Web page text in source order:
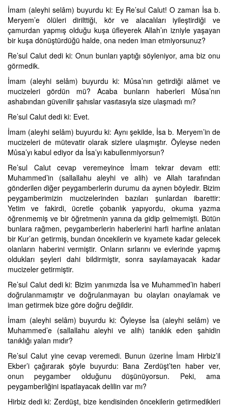
İmam (aleyhi selâm) buyurdu ki: Ey Re’sul Calut! O zaman İsa b.
Meryem’e ölüleri dirilttiği, kör ve alacalıları iyileştirdiği ve
çamurdan yapmış olduğu kuşa üfleyerek Allah’ın izniyle yaşayan
bir kuşa dönüştürdüğü halde, ona neden iman etmiyorsunuz?
Re’sul Calut dedi ki: Onun bunları yaptığı söyleniyor, ama biz onu
görmedik.
İmam (aleyhi selâm) buyurdu ki: Mûsa’nın getirdiği alâmet ve
mucizeleri gördün mü? Acaba bunların haberleri Mûsa’nın
ashabından güvenilir şahıslar vasıtasıyla size ulaşmadı mı?
Re’sul Calut dedi ki: Evet.
İmam (aleyhi selâm) buyurdu ki: Aynı şekilde, İsa b. Meryem’in de
mucizeleri de mütevatir olarak sizlere ulaşmıştır. Öyleyse neden
Mûsa’yı kabul ediyor da İsa’yı kabullenmiyorsun?
Re’sul Calut cevap veremeyince İmam tekrar devam etti:
Muhammed’in (sallallahu aleyhi ve alih) ve Allah tarafından
gönderilen diğer peygamberlerin durumu da aynen böyledir. Bizim
peygamberimizin mucizelerinden bazıları şunlardan ibarettir:
Yetim ve fakirdi, ücretle çobanlık yapıyordu, okuma yazma
öğrenmemiş ve bir öğretmenin yanına da gidip gelmemişti. Bütün
bunlara rağmen, peygamberlerin haberlerini harfi harfine anlatan
bir Kur’an getirmiş, bundan öncekilerin ve kıyamete kadar gelecek
olanların haberini vermiştir. Onların sırlarını ve evlerinde yapmış
oldukları şeyleri dahi bildirmiştir, sonra sayılamayacak kadar
mucizeler getirmiştir.
Re’sul Calut dedi ki: Bizim yanımızda İsa ve Muhammed’in haberi
doğrulanmamıştır ve doğrulanmayan bu olayları onaylamak ve
iman getirmek bize göre doğru değildir.
İmam (aleyhi selâm) buyurdu ki: Öyleyse İsa (aleyhi selâm) ve
Muhammed’e (sallallahu aleyhi ve alih) tanıklık eden şahidin
tanıklığı yalan mıdır?
Re’sul Calut yine cevap veremedi. Bunun üzerine İmam Hirbiz’il
Ekber’i çağırarak şöyle buyurdu: Bana Zerdüşt’ten haber ver,
onun peygamber olduğunu düşünüyorsun. Peki, ama
peygamberliğini ispatlayacak delilin var mı?
Hirbiz dedi ki: Zerdüşt, bize kendisinden öncekilerin getirmedikleri